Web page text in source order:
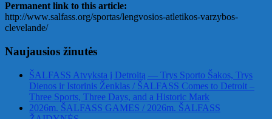
Permanent link to this article:
http://www.salfass.org/sportas/lengvosios-atletikos-varzybos-
clevelande/
Naujausios žinutės
ŠALFASS Atvyksta į Detroitą — Trys Sporto Šakos, Trys
Dienos ir Istorinis Ženklas / ŠALFASS Comes to Detroit –
Three Sports, Three Days, and a Historic Mark
2026m. ŠALFASS GAMES / 2026m. ŠALFASS